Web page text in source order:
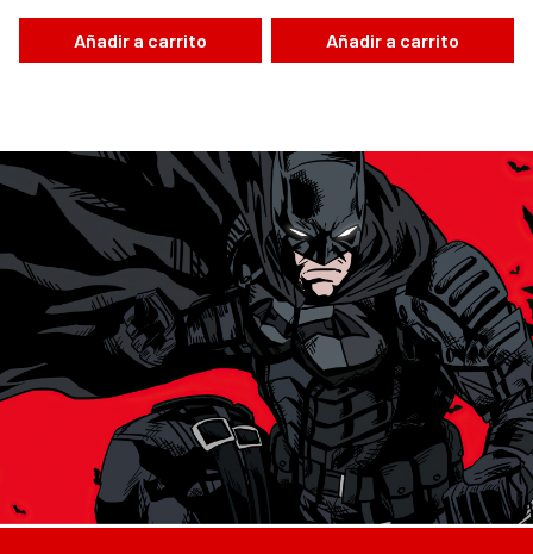
Añadir a carrito Añadir a carrito